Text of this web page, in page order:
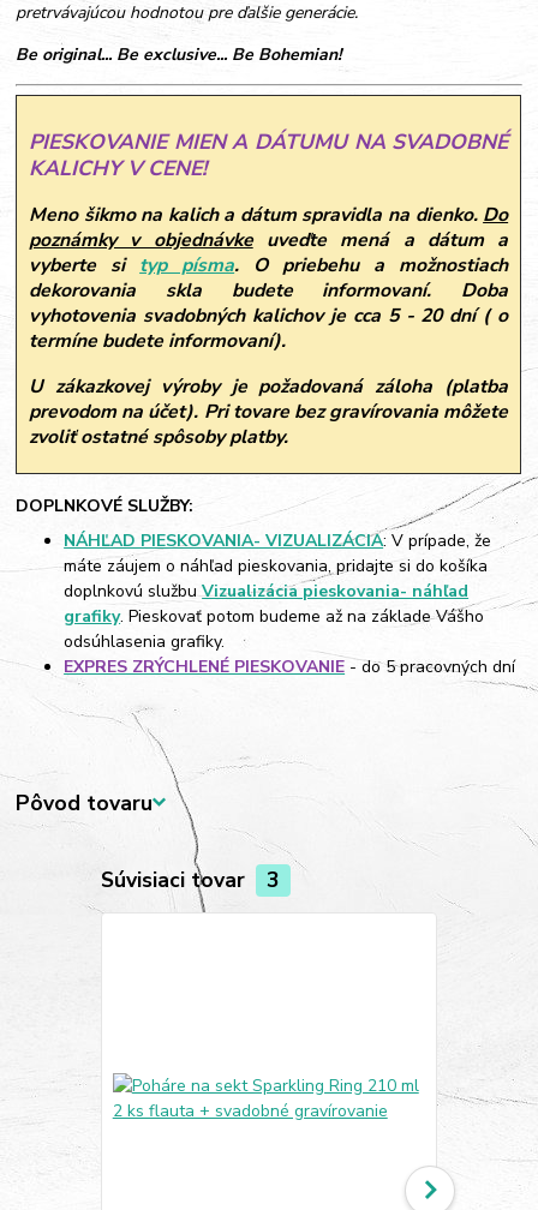
pretrvávajúcou hodnotou pre ďalšie generácie.
Be original... Be exclusive... Be Bohemian!
PIESKOVANIE MIEN A DÁTUMU NA SVADOBNÉ
KALICHY V CENE!
Meno šikmo na kalich a dátum spravidla na dienko. Do
poznámky v objednávkeuveďte mená a dátum a
vyberte si typ písma. O priebehu a možnostiach
dekorovania skla budete informovaní. Doba
vyhotovenia svadobných kalichov je cca 5 - 20 dní ( o
termíne budete informovaní).
U zákazkovej výroby je požadovaná záloha (platba
prevodom na účet). Pri tovare bez gravírovania môžete
zvoliť ostatné spôsoby platby.
DOPLNKOVÉ SLUŽBY:
NÁHĽAD PIESKOVANIA- VIZUALIZÁCIA: V prípade, že
máte záujem o náhľad pieskovania, pridajte si do košíka
doplnkovú službuVizualizácia pieskovania- náhľad
grafiky. Pieskovať potom budeme až na základe Vášho
odsúhlasenia grafiky.
EXPRES ZRÝCHLENÉ PIESKOVANIE - do 5 pracovných dní
Pôvod tovaru
Súvisiaci tovar 3